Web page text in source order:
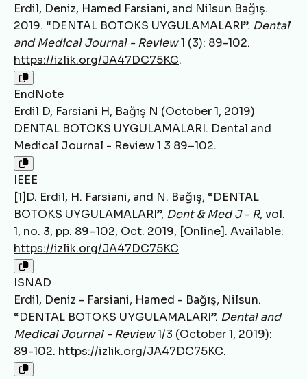
Erdil, Deniz, Hamed Farsiani, and Nilsun Bağış.
2019. “DENTAL BOTOKS UYGULAMALARI”. Dental
and Medical Journal - Review1 (3): 89-102.
https://izlik.org/JA47DC75KC.
EndNote
Erdil D, Farsiani H, Bağış N (October 1, 2019)
DENTAL BOTOKS UYGULAMALARI. Dental and
Medical Journal - Review 1 3 89–102.
IEEE
[1]D. Erdil, H. Farsiani, and N. Bağış, “DENTAL
BOTOKS UYGULAMALARI”, Dent & Med J - R, vol.
1, no. 3, pp. 89–102, Oct. 2019, [Online]. Available:
https://izlik.org/JA47DC75KC
ISNAD
Erdil, Deniz - Farsiani, Hamed - Bağış, Nilsun.
“DENTAL BOTOKS UYGULAMALARI”. Dental and
Medical Journal - Review1/3 (October 1, 2019):
89-102. https://izlik.org/JA47DC75KC.